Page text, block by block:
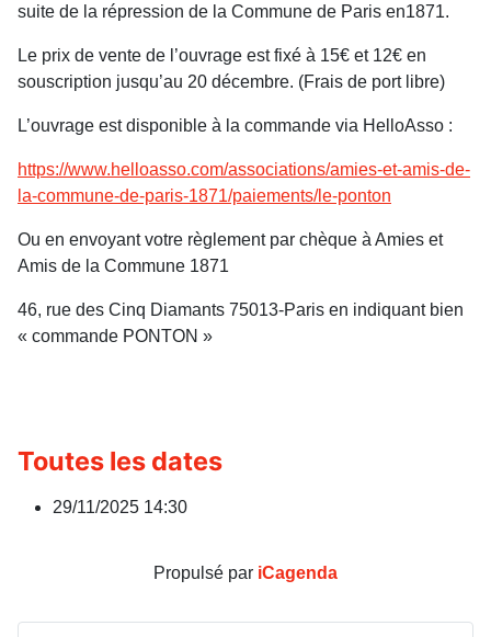
suite de la répression de la Commune de Paris en1871.
Le prix de vente de l’ouvrage est fixé à 15€ et 12€ en
souscription jusqu’au 20 décembre. (Frais de port libre)
L’ouvrage est disponible à la commande via HelloAsso :
https://www.helloasso.com/associations/amies-et-amis-de-
la-commune-de-paris-1871/paiements/le-ponton
Ou en envoyant votre règlement par chèque à Amies et
Amis de la Commune 1871
46, rue des Cinq Diamants 75013-Paris en indiquant bien
« commande PONTON »
Toutes les dates
29/11/2025 14:30
Propulsé par iCagenda